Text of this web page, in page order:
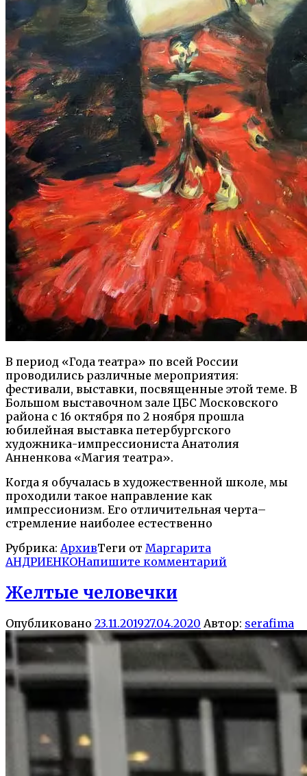
В период «Года театра» по всей России
проводились различные мероприятия:
фестивали, выставки, посвященные этой теме. В
Большом выставочном зале ЦБС Московского
района с 16 октября по 2 ноября прошла
юбилейная выставка петербургского
художника-импрессиониста Анатолия
Анненкова «Магия театра».
Когда я обучалась в художественной школе, мы
проходили такое направление как
импрессионизм. Его отличительная черта–
стремление наиболее естественно
Рубрика: АрхивТеги от Маргарита
АНДРИЕНКОНапишите комментарий
Желтые человечки
Опубликовано 23.11.201927.04.2020 Автор: serafima